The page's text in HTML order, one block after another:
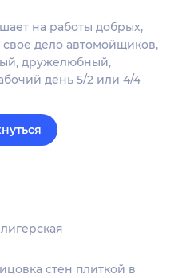
на работы добрых,
дело автомойщиков,
дружелюбный,
день 5/2 или 4/4
стен плиткой в